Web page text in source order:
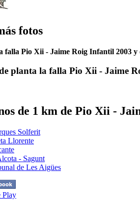
fotos
falla Pio Xii - Jaime Roig Infantil 2003
planta la falla Pio Xii - Jaime
de 1 km de Pio Xii -
Solferit
Llorente
- Sagunt
de Les Aigües